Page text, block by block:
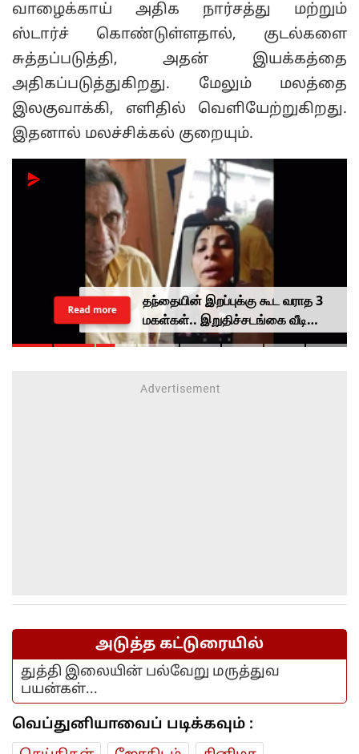
வாழைக்காய் அதிக நார்சத்து மற்றும்
ஸ்டார்ச் கொண்டுள்ளதால், குடல்களை
சுத்தப்படுத்தி, அதன் இயக்கத்தை
அதிகப்படுத்துகிறது. மேலும் மலத்தை
இலகுவாக்கி, எளிதில் வெளியேற்றுகிறது.
இதனால் மலச்சிக்கல் குறையும்.
தந்தையின் இறப்புக்கு கூட வராத 3
மகள்கள்.. இறுதிச்சடங்கை வீடியோ
காலில் பார்த்த கொடுமை.. மனிதம்
Read more
அடுத்த கட்டுரையில்
துத்தி இலையின் பல்வேறு மருத்துவ
பயன்கள்...
வெப்துனியாவைப் படிக்கவும் :